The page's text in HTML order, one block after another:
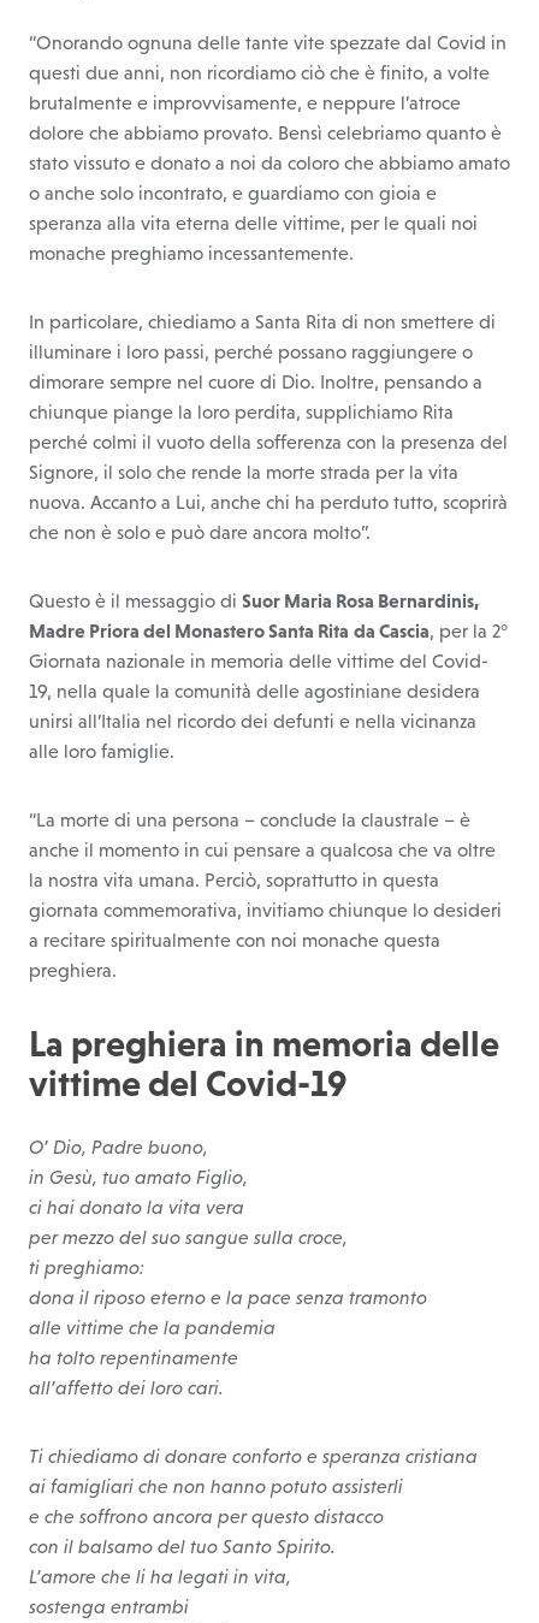
“Onorando ognuna delle tante vite spezzate dal Covid in
questi due anni, non ricordiamo ciò che è finito, a volte
brutalmente e improvvisamente, e neppure l’atroce
dolore che abbiamo provato. Bensì celebriamo quanto è
stato vissuto e donato a noi da coloro che abbiamo amato
o anche solo incontrato, e guardiamo con gioia e
speranza alla vita eterna delle vittime, per le quali noi
monache preghiamo incessantemente.
In particolare, chiediamo a Santa Rita di non smettere di
illuminare i loro passi, perché possano raggiungere o
dimorare sempre nel cuore di Dio. Inoltre, pensando a
chiunque piange la loro perdita, supplichiamo Rita
perché colmi il vuoto della sofferenza con la presenza del
Signore, il solo che rende la morte strada per la vita
nuova. Accanto a Lui, anche chi ha perduto tutto, scoprirà
che non è solo e può dare ancora molto”.
Questo è il messaggio di Suor Maria Rosa Bernardinis,
Madre Priora del Monastero Santa Rita da Cascia, per la 2°
Giornata nazionale in memoria delle vittime del Covid-
19, nella quale la comunità delle agostiniane desidera
unirsi all’Italia nel ricordo dei defunti e nella vicinanza
alle loro famiglie.
“La morte di una persona – conclude la claustrale – è
anche il momento in cui pensare a qualcosa che va oltre
la nostra vita umana. Perciò, soprattutto in questa
giornata commemorativa, invitiamo chiunque lo desideri
a recitare spiritualmente con noi monache questa
preghiera.
La preghiera in memoria delle
vittime del Covid-19
O’ Dio, Padre buono,
in Gesù, tuo amato Figlio,
ci hai donato la vita vera
per mezzo del suo sangue sulla croce,
ti preghiamo:
dona il riposo eterno e la pace senza tramonto
alle vittime che la pandemia
ha tolto repentinamente
all’affetto dei loro cari.
Ti chiediamo di donare conforto e speranza cristiana
ai famigliari che non hanno potuto assisterli
e che soffrono ancora per questo distacco
con il balsamo del tuo Santo Spirito.
L’amore che li ha legati in vita,
sostenga entrambi